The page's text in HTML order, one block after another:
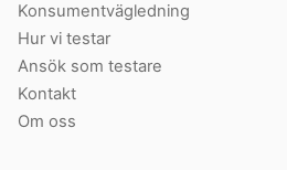
Konsumentvägledning
Hur vi testar
Ansök som testare
Kontakt
Om oss